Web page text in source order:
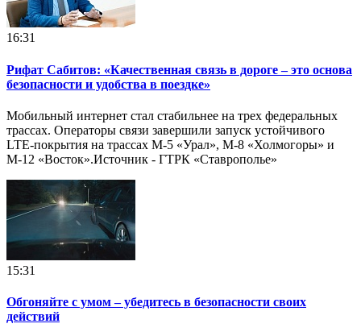
16:31
Рифат Сабитов: «Качественная связь в дороге – это основа
безопасности и удобства в поездке»
Мобильный интернет стал стабильнее на трех федеральных
трассах. Операторы связи завершили запуск устойчивого
LTE-покрытия на трассах М-5 «Урал», М-8 «Холмогоры» и
М-12 «Восток».Источник - ГТРК «Ставрополье»
15:31
Обгоняйте с умом – убедитесь в безопасности своих
действий